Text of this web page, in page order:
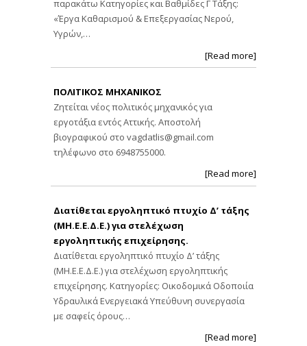
παρακάτω Κατηγορίες και Βαθμίδες Γ Τάξης:
«Έργα Καθαρισμού & Επεξεργασίας Νερού,
Υγρών,…
[Read more]
ΠΟΛΙΤΙΚΟΣ ΜΗΧΑΝΙΚΟΣ
Ζητείται νέος πολιτικός μηχανικός για
εργοτάξια εντός Αττικής. Αποστολή
βιογραφικού στο vagdatlis@gmail.com
τηλέφωνο στο 6948755000.
[Read more]
Διατίθεται εργοληπτικό πτυχίο Δ’ τάξης
(ΜΗ.Ε.Ε.Δ.Ε.) για στελέχωση
εργοληπτικής επιχείρησης.
Διατίθεται εργοληπτικό πτυχίο Δ’ τάξης
(ΜΗ.Ε.Ε.Δ.Ε.) για στελέχωση εργοληπτικής
επιχείρησης. Κατηγορίες: Οικοδομικά Οδοποιία
Υδραυλικά Ενεργειακά Υπεύθυνη συνεργασία
με σαφείς όρους…
[Read more]